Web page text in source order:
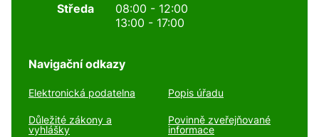
Středa
08:00 - 12:00
13:00 - 17:00
Navigační odkazy
Elektronická podatelna Popis úřadu
Důležité zákony a
vyhlášky
Povinně zveřejňované
informace